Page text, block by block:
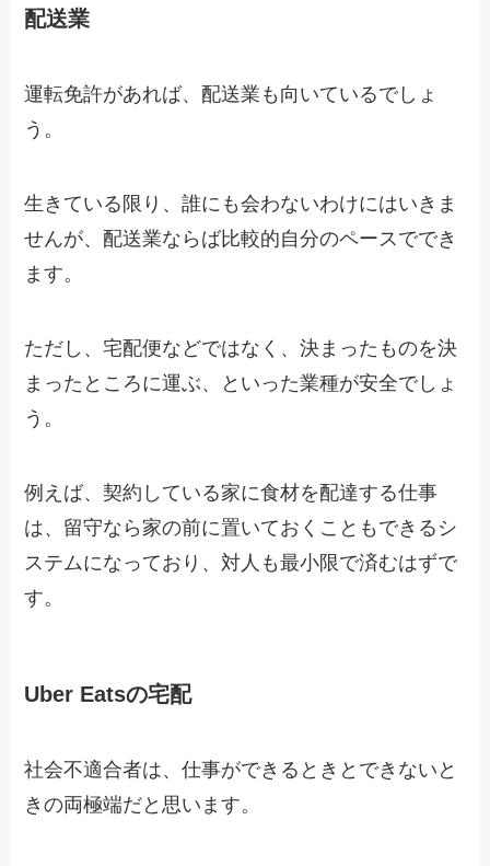
配送業
運転免許があれば、 配送業 も向いているでしょ
う。
生きている限り、誰にも会わないわけにはいきま
せんが、配送業ならば比較的自分のペースででき
ます。
ただし、宅配便などではなく、決まったものを決
まったところに運ぶ、といった業種が安全でしょ
う。
例えば、契約している家に食材を配達する仕事
は、留守なら家の前に置いておくこともできるシ
ステムになっており、対人も最小限で済むはずで
す。
Uber Eatsの宅配
社会不適合者は、仕事ができるときとできないと
きの両極端だと思います。